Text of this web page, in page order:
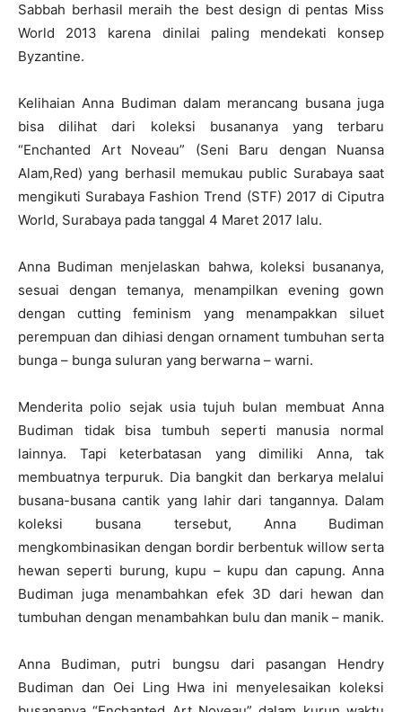
Sabbah berhasil meraih the best design di pentas Miss
World 2013 karena dinilai paling mendekati konsep
Byzantine.
Kelihaian Anna Budiman dalam merancang busana juga
bisa dilihat dari koleksi busananya yang terbaru
“Enchanted Art Noveau” (Seni Baru dengan Nuansa
Alam,Red) yang berhasil memukau public Surabaya saat
mengikuti Surabaya Fashion Trend (STF) 2017 di Ciputra
World, Surabaya pada tanggal 4 Maret 2017 lalu.
Anna Budiman menjelaskan bahwa, koleksi busananya,
sesuai dengan temanya, menampilkan evening gown
dengan cutting feminism yang menampakkan siluet
perempuan dan dihiasi dengan ornament tumbuhan serta
bunga – bunga suluran yang berwarna – warni.
Menderita polio sejak usia tujuh bulan membuat Anna
Budiman tidak bisa tumbuh seperti manusia normal
lainnya. Tapi keterbatasan yang dimiliki Anna, tak
membuatnya terpuruk. Dia bangkit dan berkarya melalui
busana-busana cantik yang lahir dari tangannya. Dalam
koleksi busana tersebut, Anna Budiman
mengkombinasikan dengan bordir berbentuk willow serta
hewan seperti burung, kupu – kupu dan capung. Anna
Budiman juga menambahkan efek 3D dari hewan dan
tumbuhan dengan menambahkan bulu dan manik – manik.
Anna Budiman, putri bungsu dari pasangan Hendry
Budiman dan Oei Ling Hwa ini menyelesaikan koleksi